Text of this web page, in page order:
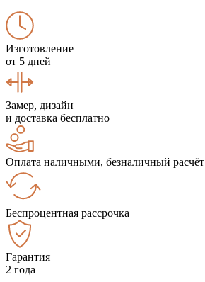
Изготовление
от 5 дней
Замер, дизайн
и доставка бесплатно
Оплата наличными, безналичный расчёт
Беспроцентная рассрочка
Гарантия
2 года